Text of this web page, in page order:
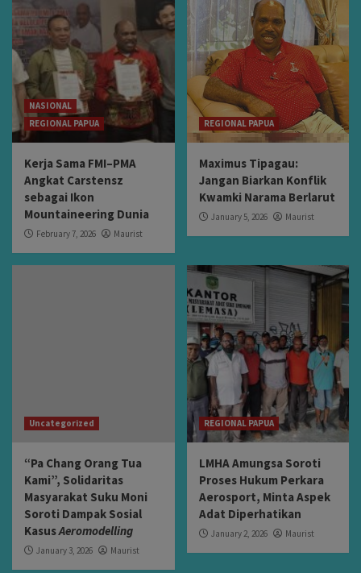
NASIONAL
REGIONAL PAPUA
Kerja Sama FMI–PMA
Angkat Carstensz
sebagai Ikon
Mountaineering Dunia
February 7, 2026 Maurist
REGIONAL PAPUA
Maximus Tipagau:
Jangan Biarkan Konflik
Kwamki Narama Berlarut
January 5, 2026 Maurist
Uncategorized
“Pa Chang Orang Tua
Kami”, Solidaritas
Masyarakat Suku Moni
Soroti Dampak Sosial
KasusAeromodelling
January 3, 2026 Maurist
REGIONAL PAPUA
LMHA Amungsa Soroti
Proses Hukum Perkara
Aerosport, Minta Aspek
Adat Diperhatikan
January 2, 2026 Maurist